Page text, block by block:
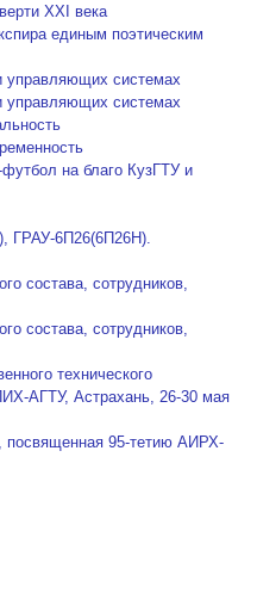
XXI века
единым поэтическим
системах
системах
на благо КузГТУ и
ГРАУ-6П26(6П26Н).
состава, сотрудников,
состава, сотрудников,
технического
АГТУ, Астрахань, 26-30 мая
посвященная 95-тетию АИРХ-